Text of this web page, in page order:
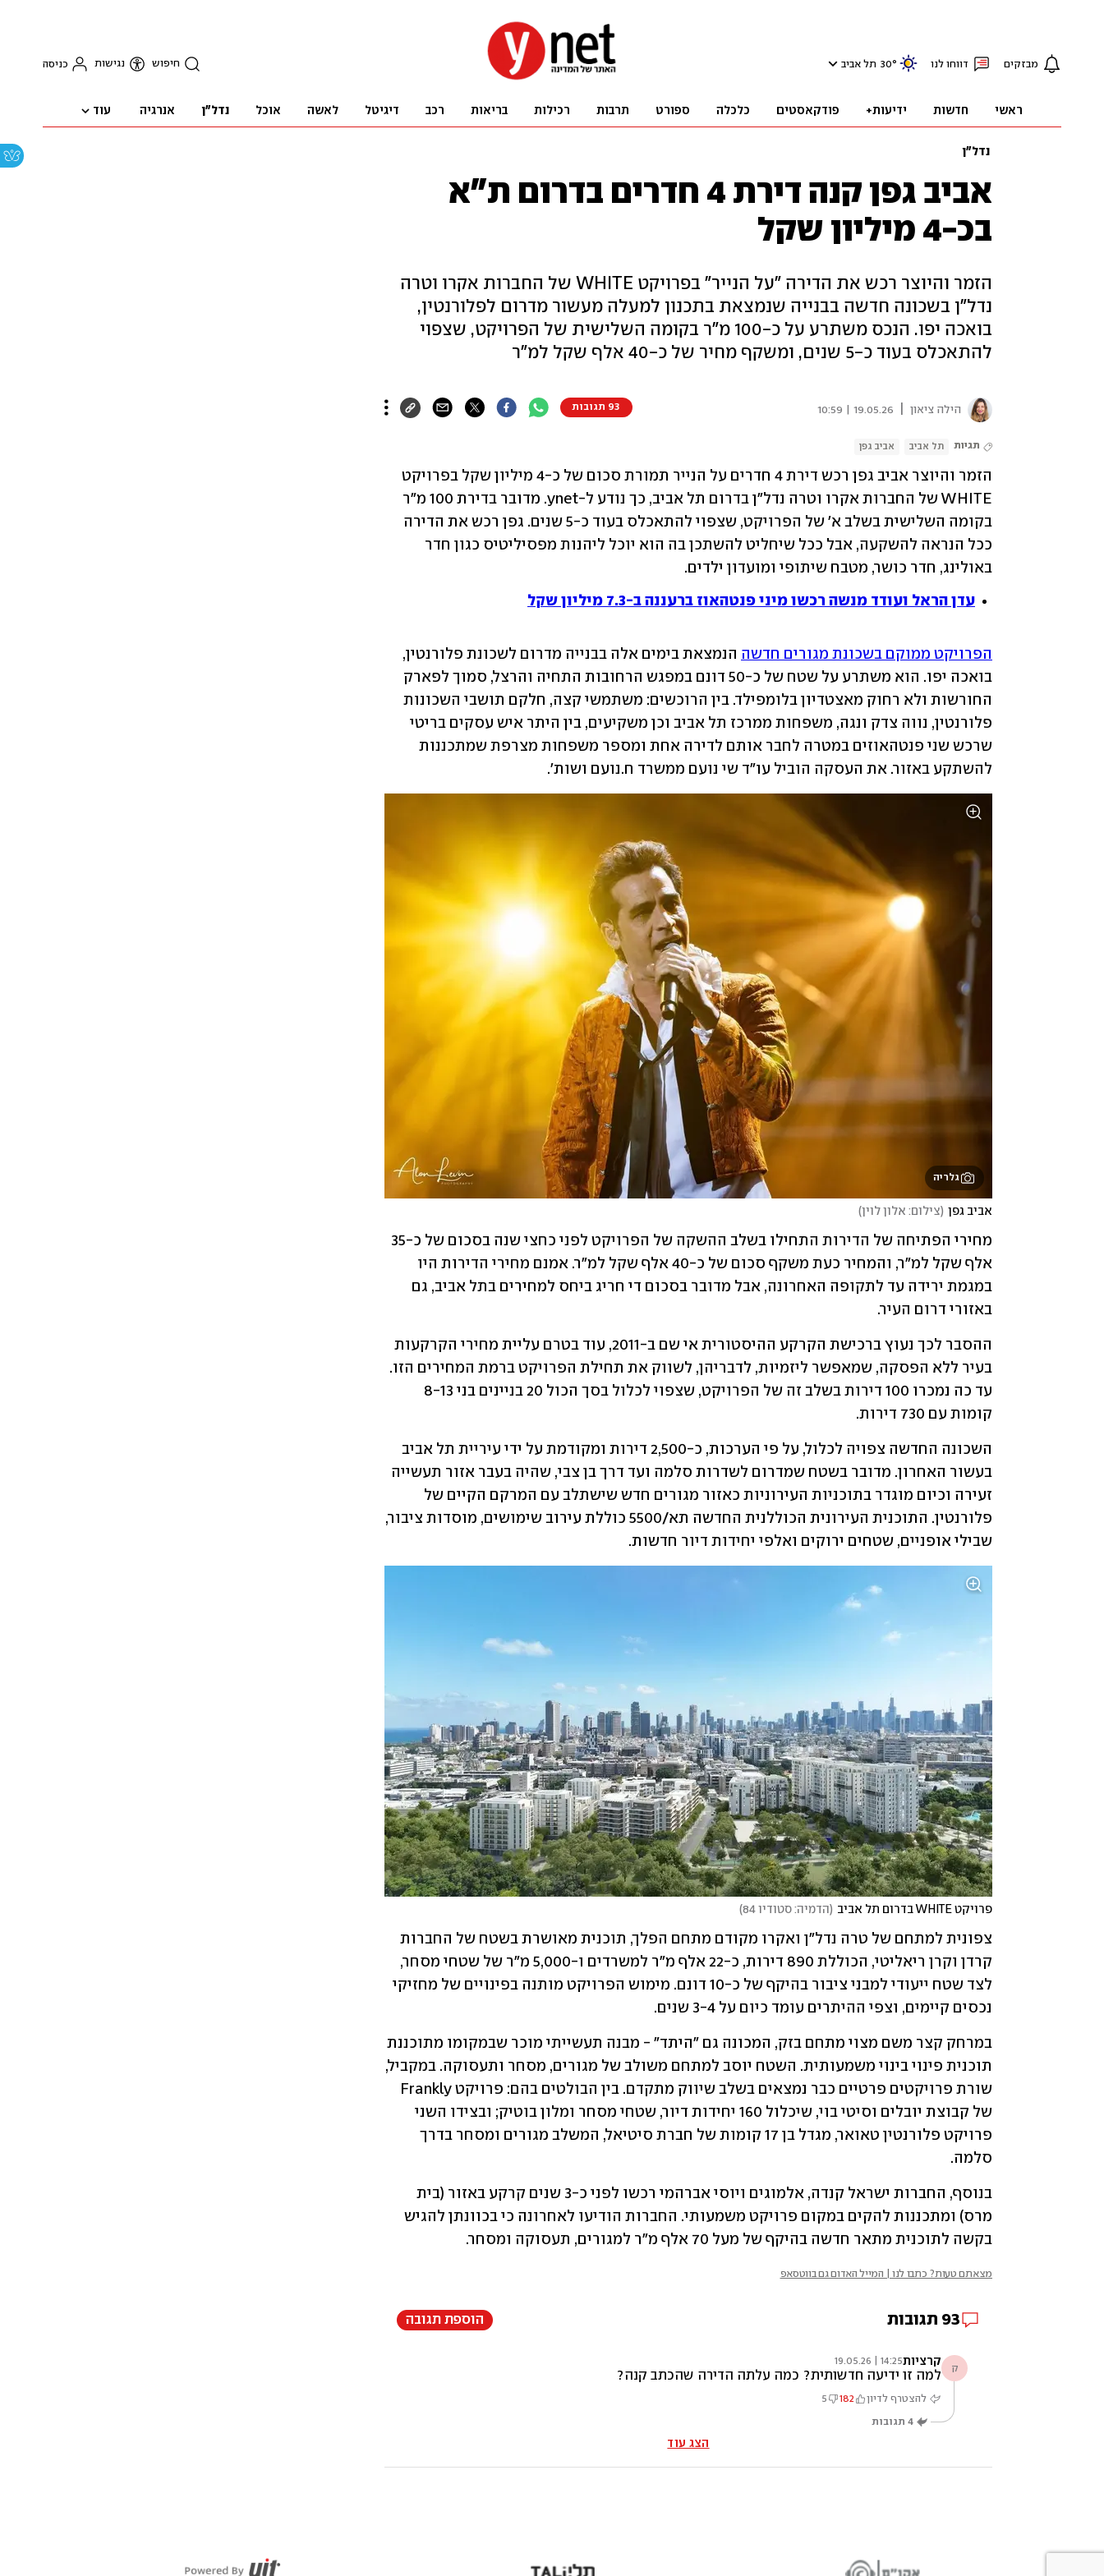
מבזקים דווחו לנו 30° תל אביב חיפוש נגישות כניסה
ראשי חדשות ידיעות+ פודקאסטים כלכלה ספורט תרבות רכילות בריאות רכב דיגיטל לאשה אוכל נדל"ן אנרגיה עוד
נדל"ן
אביב גפן קנה דירת 4 חדרים בדרום ת"א
בכ-4 מיליון שקל
הזמר והיוצר רכש את הדירה "על הנייר" בפרויקט WHITE של החברות אקרו וטרה
נדל"ן בשכונה חדשה בבנייה שנמצאת בתכנון למעלה מעשור מדרום לפלורנטין,
בואכה יפו. הנכס משתרע על כ-100 מ"ר בקומה השלישית של הפרויקט, שצפוי
להתאכלס בעוד כ-5 שנים, ומשקף מחיר של כ-40 אלף שקל למ"ר
הילה ציאון 19.05.26 | 10:59 93 תגובות
תגיות תל אביב אביב גפן
באולינג, חדר כושר, מטבח שיתופי ומועדון ילדים.
עדן הראל ועודד מנשה רכשו מיני פנטהאוז ברעננה ב-7.3 מיליון שקל
הפרויקט ממוקם בשכונת מגורים חדשה
להשתקע באזור. את העסקה הוביל עו"ד שי נועם ממשרד ח.נועם ושות'.
גלריה
אביב גפן (צילום: אלון לוין)
באזורי דרום העיר.
קומות עם 730 דירות.
שבילי אופניים, שטחים ירוקים ואלפי יחידות דיור חדשות.
פרויקט WHITE בדרום תל אביב (הדמיה: סטודיו 84 )
נכסים קיימים, וצפי ההיתרים עומד כיום על 3-4 שנים.
סלמה.
בקשה לתוכנית מתאר חדשה בהיקף של מעל 70 אלף מ"ר למגורים, תעסוקה ומסחר.
מצאתם טעות? כתבו לנו | המייל האדום גם בווטסאפ
93 תגובות הוספת תגובה
ק קרציות14:25 | 19.05.26
למה זו ידיעה חדשותית? כמה עלתה הדירה שהכתב קנה?
להצטרף לדיון 182
5
4 תגובות
הצג עוד